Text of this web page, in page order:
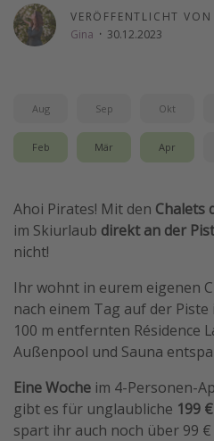
Gruppenreisen
Hotels in Hamburg
Weitere Themen
Familienurlaub in der Türkei
Rundreisen in Thailand
Reisepassfreie Reiseziele
Travel Know How
Silvesterreisen
Last Minute Urlaub Mallorca
Last Minute Urlaub
VERÖFFENTLICHT VON
Gina · 30.12.2023
Aug Sep Okt
Feb Mär Apr
Ahoi Pirates! Mit den Chalets
im Skiurlaub direkt an der
nicht!
Ihr wohnt in eurem eigenen
nach einem Tag auf der Piste
100 m entfernten Résidence
Außenpool und Sauna
Eine Woche im 4-Personen-
gibt es für unglaubliche 199
spart ihr auch noch über 99